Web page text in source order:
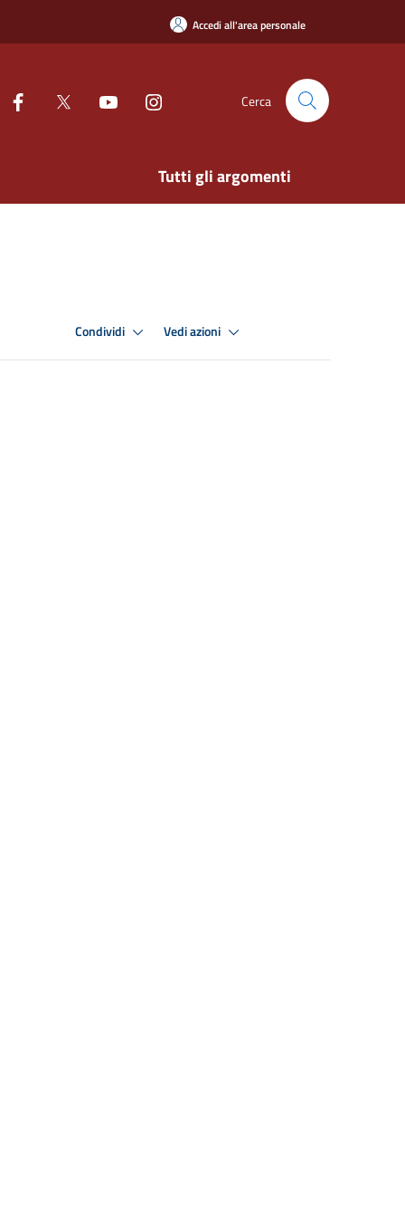
Accedi all'area personale
Cerca
Tutti gli argomenti
Condividi Vedi azioni